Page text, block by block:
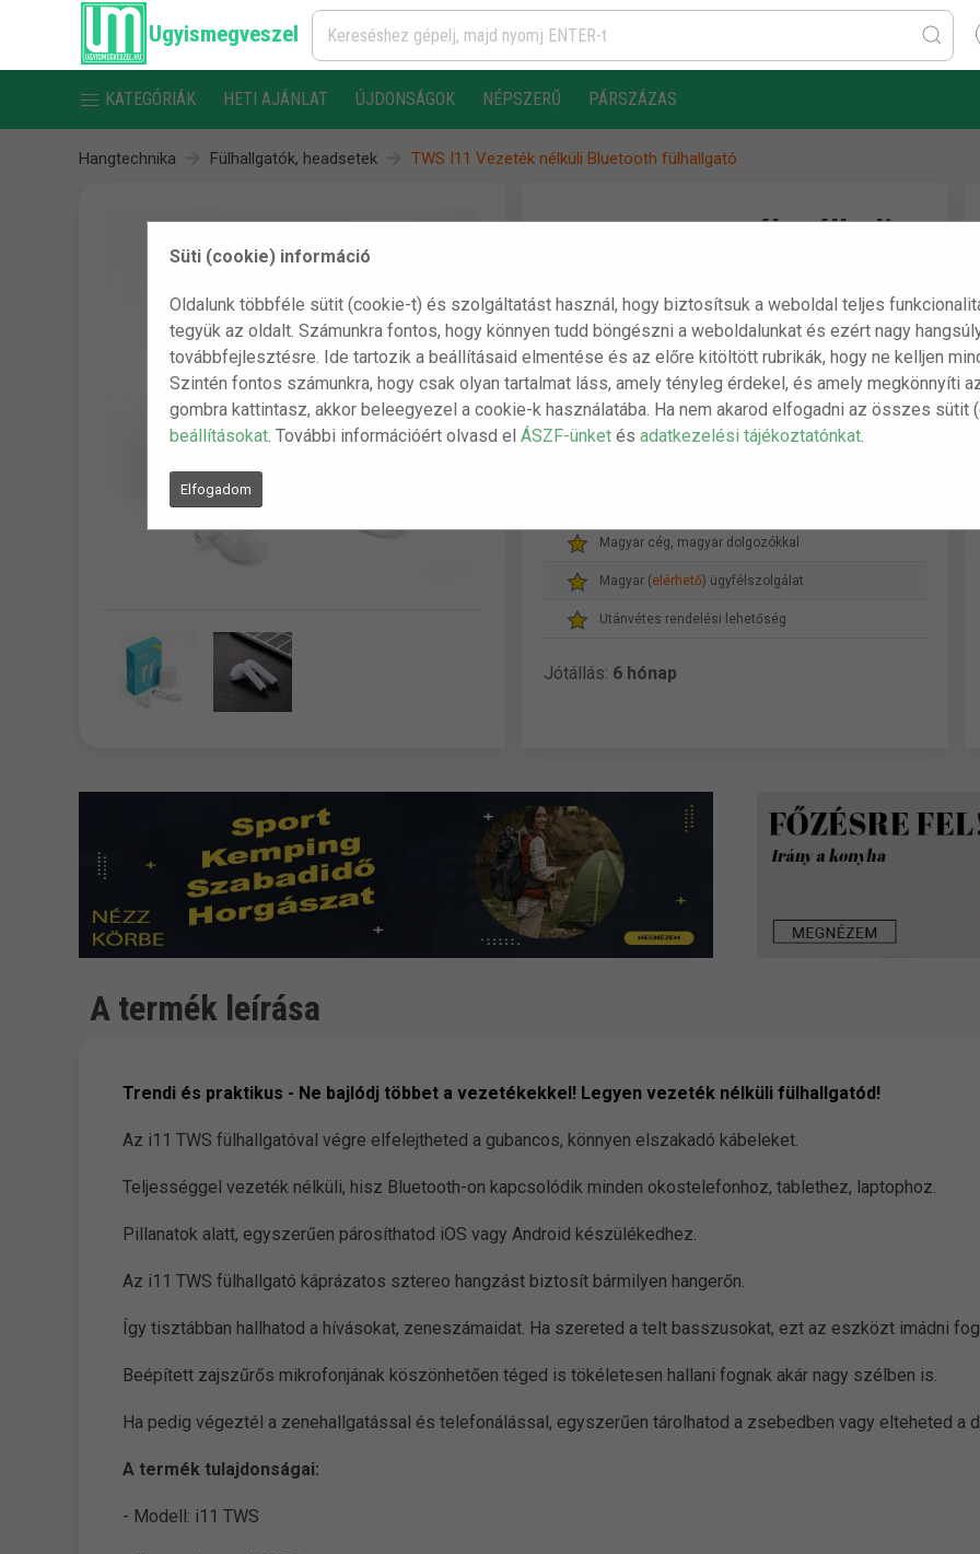
Süti (cookie) információ
Oldalunk többféle sütit (cookie-t) és szolgáltatást használ, hogy biztosítsuk a weboldal teljes
tegyük az oldalt. Számunkra fontos, hogy könnyen tudd böngészni a weboldalunkat és ezért nagy
továbbfejlesztésre. Ide tartozik a beállításaid elmentése és az előre kitöltött rubrikák, hogy ne kelljen
Szintén fontos számunkra, hogy csak olyan tartalmat láss, amely tényleg érdekel, és amely megkönnyíti
gombra kattintasz, akkor beleegyezel a cookie-k használatába. Ha nem akarod elfogadni az összes sütit
beállításokat . További információért olvasd elÁSZF-ünket ésadatkezelési tájékoztatónkat
Elfogadom
Ugyismegveszel
KATEGÓRIÁK HETI AJÁNLAT ÚJDONSÁGOK NÉPSZERŰ PÁRSZÁZAS
Hangtechnika Fülhallgatók, headsetek TWS I11 Vezeték nélküli Bluetooth fülhallgató
TWS I11 Vezeték nélküli
A csomag tartalma:
- 1 db TWS I11 Vezeték nélküli Bluetooth
fülhallgató
Magyar cég, magyar dolgozókkal
Magyar (elérhető) ügyfélszolgálat
Utánvétes rendelési lehetőség
Jótállás: 6 hónap
A termék leírása
Trendi és praktikus - Ne bajlódj többet a vezetékekkel! Legyen vezeték nélküli fülhallgatód!
Az i11 TWS fülhallgatóval végre elfelejtheted a gubancos, könnyen elszakadó kábeleket.
Teljességgel vezeték nélküli, hisz Bluetooth-on kapcsolódik minden okostelefonhoz, tablethez, laptophoz.
Pillanatok alatt, egyszerűen párosíthatod iOS vagy Android készülékedhez.
Az i11 TWS fülhallgató káprázatos sztereo hangzást biztosít bármilyen hangerőn.
Így tisztábban hallhatod a hívásokat, zeneszámaidat. Ha szereted a telt basszusokat, ezt az eszközt imádni
Beépített zajszűrős mikrofonjának köszönhetően téged is tökéletesen hallani fognak akár nagy szélben is.
Ha pedig végeztél a zenehallgatással és telefonálással, egyszerűen tárolhatod a zsebedben vagy elteheted a
A termék tulajdonságai:
- Modell: i11 TWS